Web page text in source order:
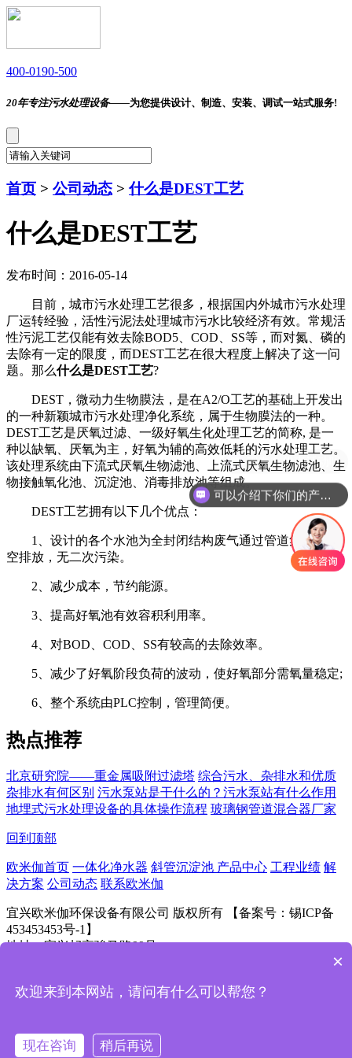
400-0190-500
20年专注污水处理设备——为您提供设计、制造、安装、调试一站式服务!
首页 > 公司动态 > 什么是DEST工艺
什么是DEST工艺
发布时间：2016-05-14
目前，城市污水处理工艺很多，根据国内外城市污水处理
厂运转经验，活性污泥法处理城市污水比较经济有效。常规活
性污泥工艺仅能有效去除BOD5、COD、SS等，而对氮、磷的
去除有一定的限度，而DEST工艺在很大程度上解决了这一问
题。那么什么是DEST工艺?
DEST，微动力生物膜法，是在A2/O工艺的基础上开发出
的一种新颖城市污水处理净化系统，属于生物膜法的一种。
DEST工艺是厌氧过滤、一级好氧生化处理工艺的简称, 是一
种以缺氧、厌氧为主，好氧为辅的高效低耗的污水处理工艺。
该处理系统由下流式厌氧生物滤池、上流式厌氧生物滤池、生
物接触氧化池、沉淀池、消毒排放池等组成。
DEST工艺拥有以下几个优点：
1、设计的各个水池为全封闭结构废气通过管道集中后高
空排放，无二次污染。
2、减少成本，节约能源。
3、提高好氧池有效容积利用率。
4、对BOD、COD、SS有较高的去除效率。
5、减少了好氧阶段负荷的波动，使好氧部分需氧量稳定;
6、整个系统由PLC控制，管理简便。
热点推荐
北京研究院——重金属吸附过滤塔 综合污水、杂排水和优质
杂排水有何区别 污水泵站是干什么的？污水泵站有什么作用
地埋式污水处理设备的具体操作流程 玻璃钢管道混合器厂家
回到顶部
欧米伽首页 一体化净水器 斜管沉淀池 产品中心 工程业绩 解
决方案 公司动态 联系欧米伽
宜兴欧米伽环保设备有限公司 版权所有 【备案号：锡ICP备
453453453号-1】
地址：宜兴屺亭骏马路99号
扫一扫！
可以介绍下你们的产品么
现在有优惠活动吗
×
欢迎来到本网站，请问有什么可以帮您？
现在咨询 稍后再说